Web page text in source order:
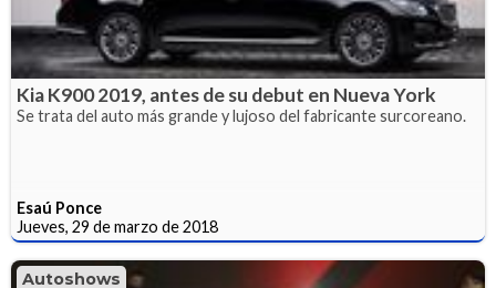
Kia K900 2019, antes de su debut en Nueva York
Se trata del auto más grande y lujoso del fabricante surcoreano.
Esaú Ponce
Jueves, 29 de marzo de 2018
Autoshows